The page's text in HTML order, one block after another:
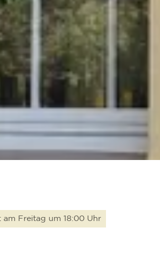
am Freitag um 18:00 Uhr